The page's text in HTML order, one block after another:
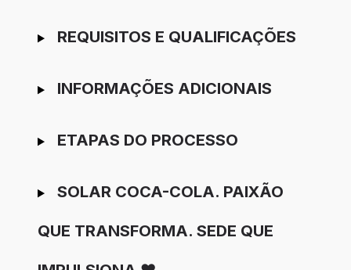
REQUISITOS E QUALIFICAÇÕES
INFORMAÇÕES ADICIONAIS
ETAPAS DO PROCESSO
SOLAR COCA-COLA. PAIXÃO
QUE TRANSFORMA. SEDE QUE